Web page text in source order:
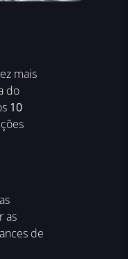
mais
do
10
as
de